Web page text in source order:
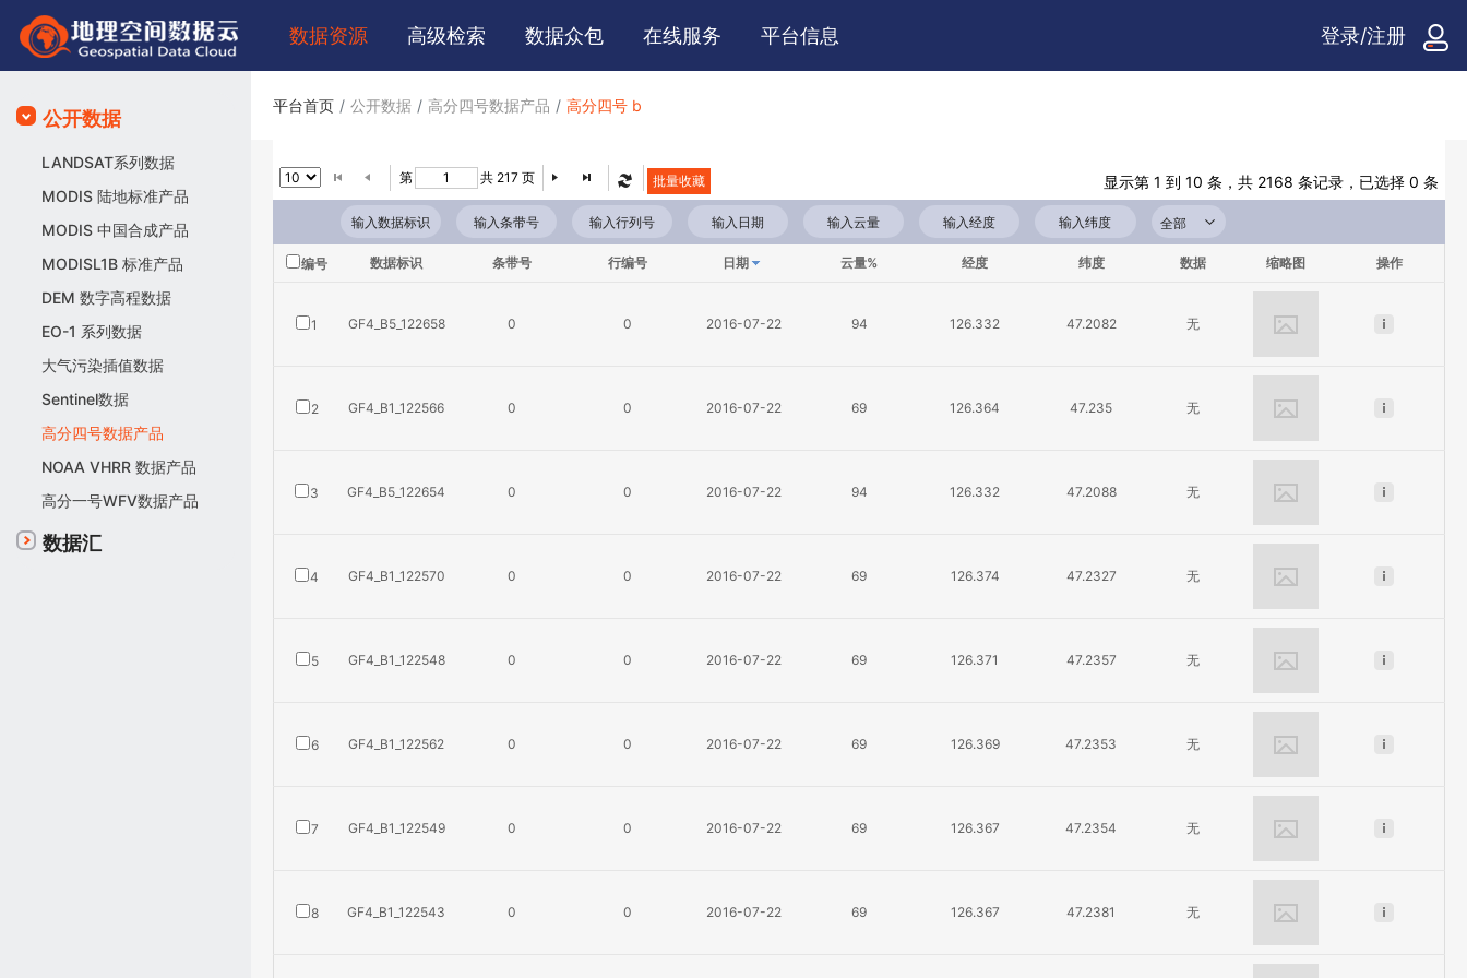
数据资源 高级检索 数据众包 在线服务 平台信息 登录/注册
公开数据
LANDSAT系列数据
MODIS 陆地标准产品
MODIS 中国合成产品
MODISL1B 标准产品
DEM 数字高程数据
EO-1 系列数据
大气污染插值数据
Sentinel数据
高分四号数据产品
NOAA VHRR 数据产品
高分一号WFV数据产品
数据汇
平台首页 公开数据 高分四号数据产品 高分四号 b
显示第 1 到 10 条，共 2168 条记录，已选择 0 条
第 共 217 页 批量收藏
编号 数据标识 条带号 行编号 日期 云量% 经度 纬度 数据 缩略图 操作
1 GF4_B5_122658 0 0 2016-07-22 94 126.332 47.2082 无
2 GF4_B1_122566 0 0 2016-07-22 69 126.364 47.235 无
3 GF4_B5_122654 0 0 2016-07-22 94 126.332 47.2088 无
4 GF4_B1_122570 0 0 2016-07-22 69 126.374 47.2327 无
5 GF4_B1_122548 0 0 2016-07-22 69 126.371 47.2357 无
6 GF4_B1_122562 0 0 2016-07-22 69 126.369 47.2353 无
7 GF4_B1_122549 0 0 2016-07-22 69 126.367 47.2354 无
8 GF4_B1_122543 0 0 2016-07-22 69 126.367 47.2381 无